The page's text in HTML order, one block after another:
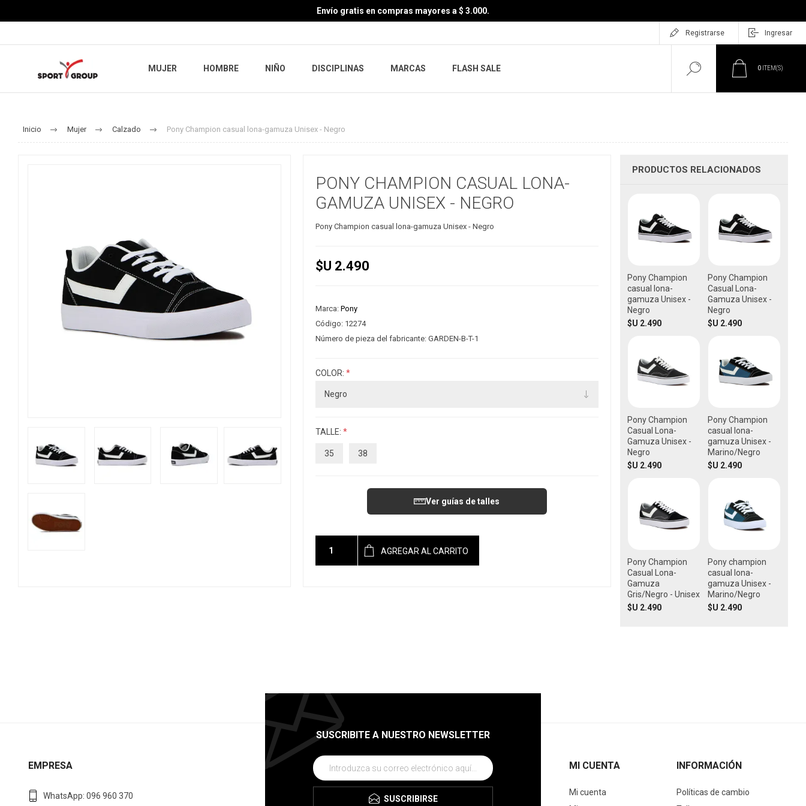
Envío gratis en compras mayores a $ 3.000.
Registrarse Ingresar
MUJER HOMBRE NIÑO DISCIPLINAS MARCAS FLASH SALE 0 ITEM(S)
Inicio Mujer Calzado Pony Champion casual lona-gamuza Unisex - Negro
PONY CHAMPION CASUAL LONA-
GAMUZA UNISEX - NEGRO
Pony Champion casual lona-gamuza Unisex - Negro
$U 2.490
Marca: Pony
Código: 12274
Número de pieza del fabricante: GARDEN-B-T-1
COLOR: *
TALLE: *
35 38
Ver guías de talles
AGREGAR AL CARRITO
PRODUCTOS RELACIONADOS
Pony Champion
casual lona-
gamuza Unisex -
Negro
$U 2.490
Pony Champion
Casual Lona-
Gamuza Unisex -
Negro
$U 2.490
Pony Champion
Casual Lona-
Gamuza Unisex -
Negro
$U 2.490
Pony Champion
casual lona-
gamuza Unisex -
Marino/Negro
$U 2.490
Pony Champion
Casual Lona-
Gamuza
Gris/Negro - Unisex
$U 2.490
Pony champion
casual lona-
gamuza Unisex -
Marino/Negro
$U 2.490
SUSCRIBITE A NUESTRO NEWSLETTER
SUSCRIBIRSE
EMPRESA
WhatsApp: 096 960 370
MI CUENTA
Mi cuenta
INFORMACIÓN
Políticas de cambio